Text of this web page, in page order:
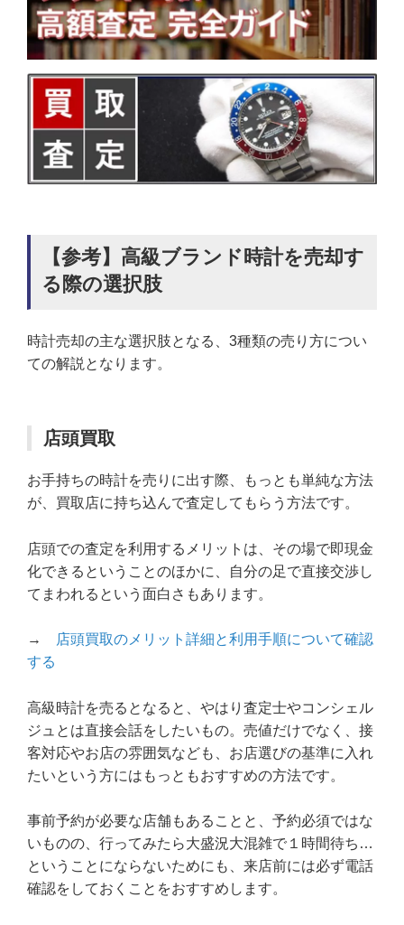
【参考】高級ブランド時計を売却す
る際の選択肢
時計売却の主な選択肢となる、3種類の売り方につい
ての解説となります。
店頭買取
お手持ちの時計を売りに出す際、もっとも単純な方法
が、買取店に持ち込んで査定してもらう方法です。
店頭での査定を利用するメリットは、その場で即現金
化できるということのほかに、自分の足で直接交渉し
てまわれるという面白さもあります。
→
店頭買取のメリット詳細と利用手順について確認
する
高級時計を売るとなると、やはり査定士やコンシェル
ジュとは直接会話をしたいもの。売値だけでなく、接
客対応やお店の雰囲気なども、お店選びの基準に入れ
たいという方にはもっともおすすめの方法です。
事前予約が必要な店舗もあることと、予約必須ではな
いものの、行ってみたら大盛況大混雑で１時間待ち…
ということにならないためにも、来店前には必ず電話
確認をしておくことをおすすめします。